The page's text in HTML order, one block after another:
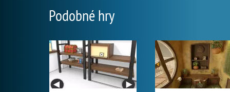
Podobné hry